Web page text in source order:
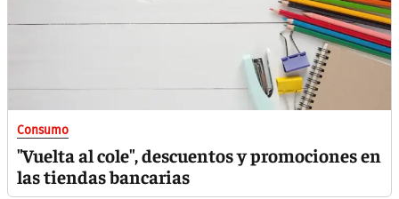
Consumo
"Vuelta al cole", descuentos y promociones en
las tiendas bancarias